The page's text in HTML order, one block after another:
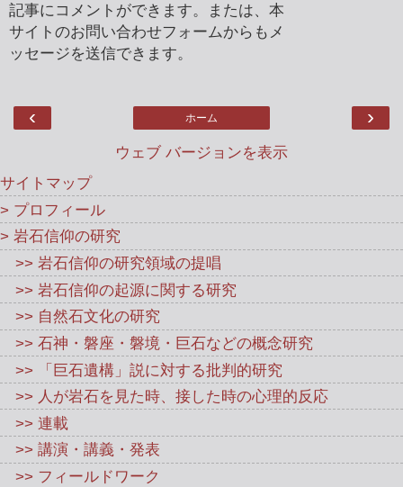
記事にコメントができます。または、本
サイトのお問い合わせフォームからもメ
ッセージを送信できます。
‹ ›
ホーム
ウェブ バージョンを表示
サイトマップ
> プロフィール
> 岩石信仰の研究
>> 岩石信仰の研究領域の提唱
>> 岩石信仰の起源に関する研究
>> 自然石文化の研究
>> 石神・磐座・磐境・巨石などの概念研究
>> 「巨石遺構」説に対する批判的研究
>> 人が岩石を見た時、接した時の心理的反応
>> 連載
>> 講演・講義・発表
>> フィールドワーク